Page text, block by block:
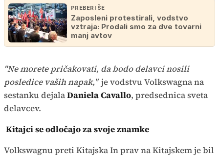
PREBERI ŠE
Zaposleni protestirali, vodstvo
vztraja: Prodali smo za dve tovarni
manj avtov
"Ne morete pričakovati, da bodo delavci nosili
posledice vaših napak," je vodstvu Volkswagna na
sestanku dejalaDaniela Cavallo, predsednica sveta
delavcev.
Kitajci se odločajo za svoje znamke
Volkswagnu preti Kitajska In prav na Kitajskem je bil